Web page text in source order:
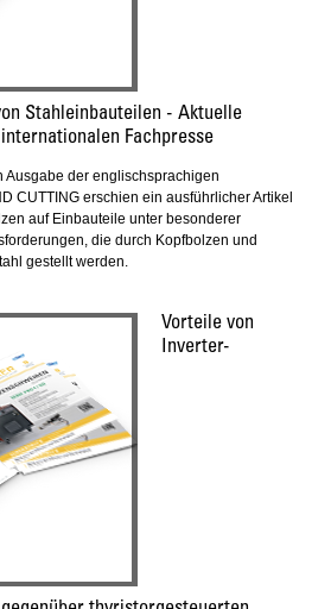
Stahleinbauteilen - Aktuelle
Fachpresse
Ausgabe der englischsprachigen
CUTTING erschien ein ausführlicher Artikel
auf Einbauteile unter besonderer
die durch Kopfbolzen und
gestellt werden.
Vorteile von
Inverter-